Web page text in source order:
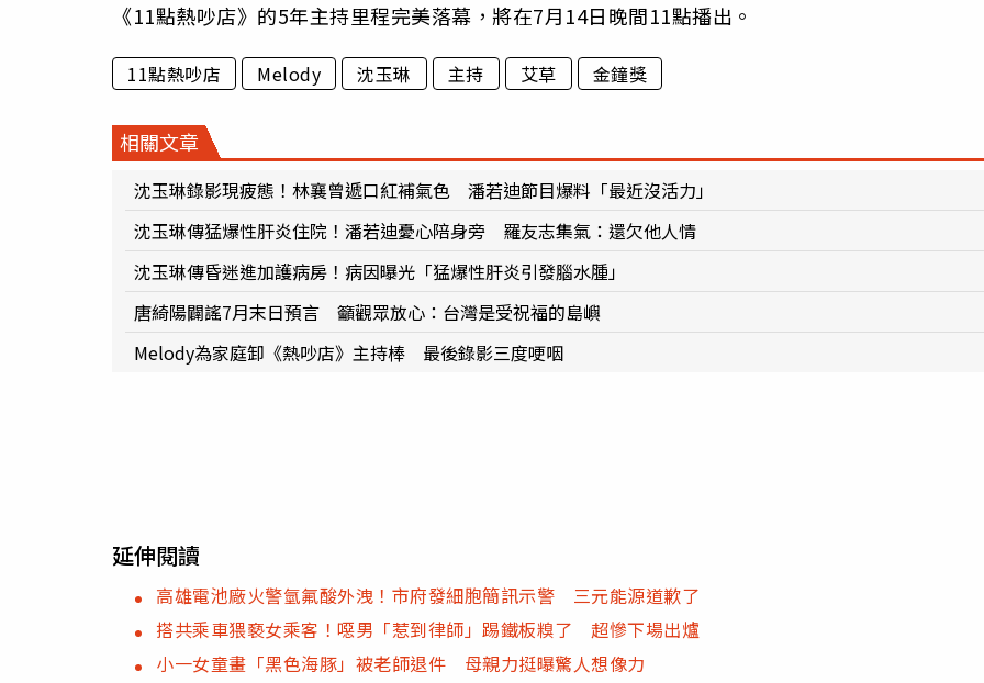
《11點熱吵店》的5年主持里程完美落幕，將在7月14日晚間11點播出。
11點熱吵店 Melody 沈玉琳 主持 艾草 金鐘獎
相關文章
沈玉琳錄影現疲態！林襄曾遞口紅補氣色 潘若迪節目爆料「最近沒活力」
沈玉琳傳猛爆性肝炎住院！潘若迪憂心陪身旁 羅友志集氣：還欠他人情
沈玉琳傳昏迷進加護病房！病因曝光「猛爆性肝炎引發腦水腫」
唐綺陽闢謠7月末日預言 籲觀眾放心：台灣是受祝福的島嶼
Melody為家庭卸《熱吵店》主持棒 最後錄影三度哽咽
延伸閱讀
高雄電池廠火警氫氟酸外洩！市府發細胞簡訊示警 三元能源道歉了
搭共乘車猥褻女乘客！噁男「惹到律師」踢鐵板糗了 超慘下場出爐
小一女童畫「黑色海豚」被老師退件 母親力挺曝驚人想像力